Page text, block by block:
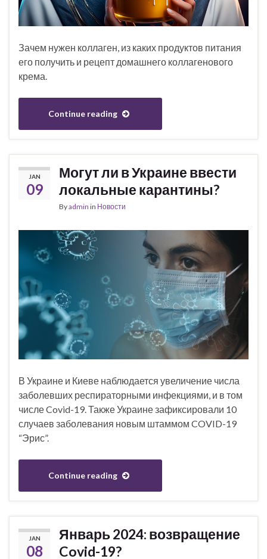
Зачем нужен коллаген, из каких продуктов питания
его получить и рецепт домашнего коллагенового
крема.
Continue reading
JAN
09
Могут ли в Украине ввести
локальные карантины?
Byadmin in Новости
В Украине и Киеве наблюдается увеличение числа
заболевших респираторными инфекциями, и в том
числе Covid-19. Также Украине зафиксировали 10
случаев заболевания новым штаммом COVID-19
“Эрис”.
Continue reading
JAN
08
Январь 2024: возвращение
Covid-19?